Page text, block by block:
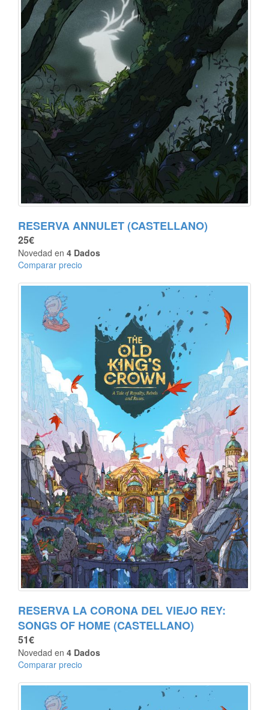
RESERVA ANNULET (CASTELLANO)
25€
Novedad en 4 Dados
Comparar precio
RESERVA LA CORONA DEL VIEJO REY:
SONGS OF HOME (CASTELLANO)
51€
Novedad en 4 Dados
Comparar precio